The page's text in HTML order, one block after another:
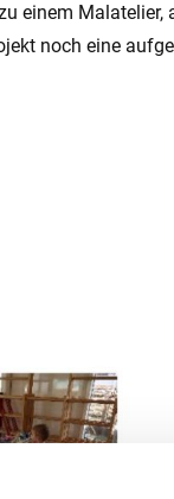
einem
noch eine